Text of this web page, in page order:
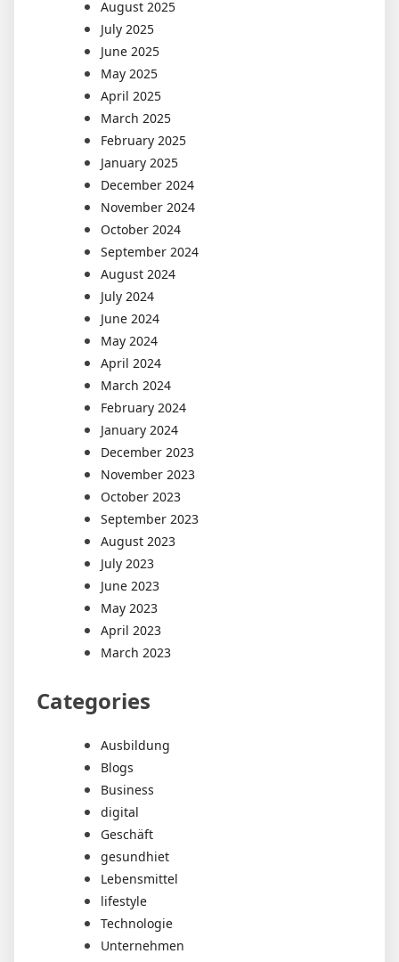
August 2025
July 2025
June 2025
May 2025
April 2025
March 2025
February 2025
January 2025
December 2024
November 2024
October 2024
September 2024
August 2024
July 2024
June 2024
May 2024
April 2024
March 2024
February 2024
January 2024
December 2023
November 2023
October 2023
September 2023
August 2023
July 2023
June 2023
May 2023
April 2023
March 2023
Categories
Ausbildung
Blogs
Business
digital
Geschäft
gesundhiet
Lebensmittel
lifestyle
Technologie
Unternehmen